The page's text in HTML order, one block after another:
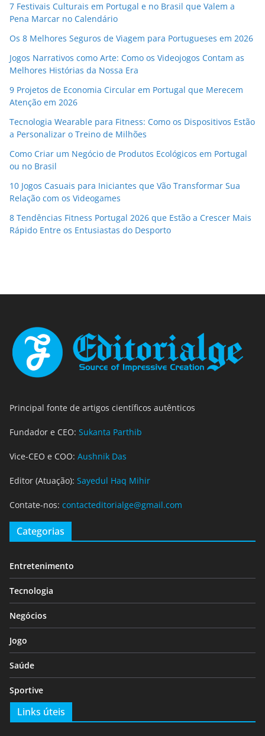
7 Festivais Culturais em Portugal e no Brasil que Valem a
Pena Marcar no Calendário
Os 8 Melhores Seguros de Viagem para Portugueses em 2026
Jogos Narrativos como Arte: Como os Videojogos Contam as
Melhores Histórias da Nossa Era
9 Projetos de Economia Circular em Portugal que Merecem
Atenção em 2026
Tecnologia Wearable para Fitness: Como os Dispositivos Estão
a Personalizar o Treino de Milhões
Como Criar um Negócio de Produtos Ecológicos em Portugal
ou no Brasil
10 Jogos Casuais para Iniciantes que Vão Transformar Sua
Relação com os Videogames
8 Tendências Fitness Portugal 2026 que Estão a Crescer Mais
Rápido Entre os Entusiastas do Desporto
Principal fonte de artigos científicos autênticos
Fundador e CEO: Sukanta Parthib
Vice-CEO e COO: Aushnik Das
Editor (Atuação): Sayedul Haq Mihir
Contate-nos: contacteditorialge@gmail.com
Categorias
Entretenimento
Tecnologia
Negócios
Jogo
Saúde
Sportive
Links úteis